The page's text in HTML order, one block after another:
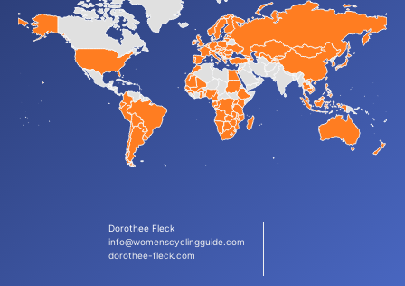
Dorothee Fleck
info@womenscyclingguide.com
dorothee-fleck.com